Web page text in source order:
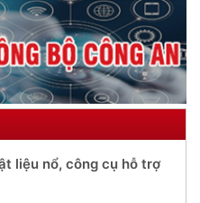
liệu nổ, công cụ hỗ trợ